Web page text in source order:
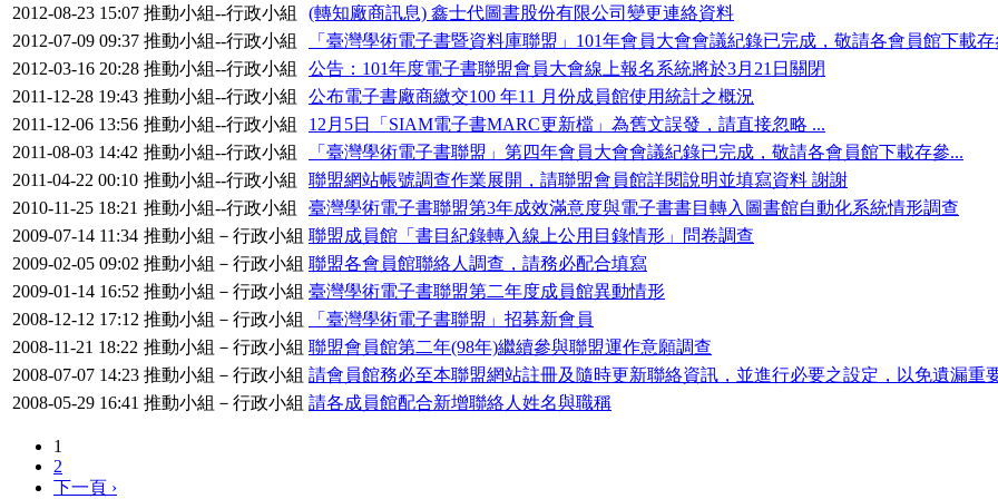
2012-08-23 15:07 推動小組--行政小組
(轉知廠商訊息) 鑫士代圖書股份有限公司變更連絡資料
2012-07-09 09:37 推動小組--行政小組
「臺灣學術電子書暨資料庫聯盟」101年會員大會會議紀錄已完成，敬請各會員館下載存
2012-03-16 20:28 推動小組--行政小組
公告：101年度電子書聯盟會員大會線上報名系統將於3月21日關閉
2011-12-28 19:43 推動小組--行政小組
公布電子書廠商繳交100 年11 月份成員館使用統計之概況
2011-12-06 13:56 推動小組--行政小組
12月5日「SIAM電子書MARC更新檔」為舊文誤發，請直接忽略 ...
2011-08-03 14:42 推動小組--行政小組
「臺灣學術電子書聯盟」第四年會員大會會議紀錄已完成，敬請各會員館下載存參...
2011-04-22 00:10 推動小組--行政小組
聯盟網站帳號調查作業展開，請聯盟會員館詳閱說明並填寫資料 謝謝
2010-11-25 18:21 推動小組--行政小組
臺灣學術電子書聯盟第3年成效滿意度與電子書書目轉入圖書館自動化系統情形調查
2009-07-14 11:34 推動小組－行政小組 聯盟成員館「書目紀錄轉入線上公用目錄情形」問卷調查
2009-02-05 09:02 推動小組－行政小組 聯盟各會員館聯絡人調查，請務必配合填寫
2009-01-14 16:52 推動小組－行政小組 臺灣學術電子書聯盟第二年度成員館異動情形
2008-12-12 17:12 推動小組－行政小組
「臺灣學術電子書聯盟」招募新會員
2008-11-21 18:22 推動小組－行政小組 聯盟會員館第二年(98年)繼續參與聯盟運作意願調查
2008-07-07 14:23 推動小組－行政小組 請會員館務必至本聯盟網站註冊及隨時更新聯絡資訊，並進行必要之設定，以免遺漏重
2008-05-29 16:41 推動小組－行政小組 請各成員館配合新增聯絡人姓名與職稱
1
2
下一頁 ›